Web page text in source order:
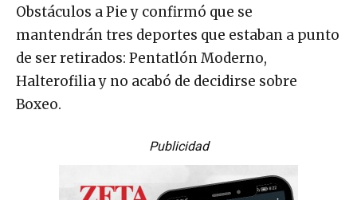
Obstáculos a Pie y confirmó que se
mantendrán tres deportes que estaban a punto
de ser retirados: Pentatlón Moderno,
Halterofilia y no acabó de decidirse sobre
Boxeo.
Publicidad